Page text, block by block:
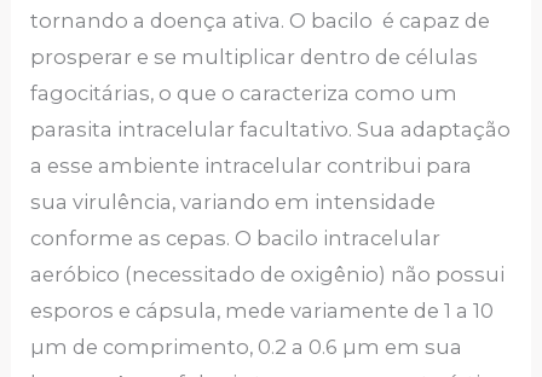
tornando a doença ativa. O bacilo é capaz de
prosperar e se multiplicar dentro de células
fagocitárias, o que o caracteriza como um
parasita intracelular facultativo. Sua adaptação
a esse ambiente intracelular contribui para
sua virulência, variando em intensidade
conforme as cepas. O bacilo intracelular
aeróbico (necessitado de oxigênio) não possui
esporos e cápsula, mede variamente de 1 a 10
µm de comprimento, 0.2 a 0.6 µm em sua